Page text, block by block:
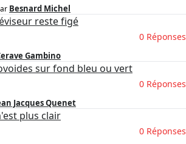
Besnard Michel
reste figé
0 Réponses
Gambino
sur fond bleu ou vert
0 Réponses
Jacques Quenet
plus clair
0 Réponses